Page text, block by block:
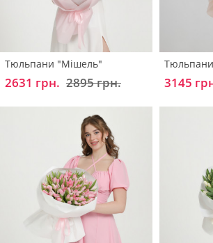
Тюльпани "Мішель"
2631 грн. 2895 грн. 3145